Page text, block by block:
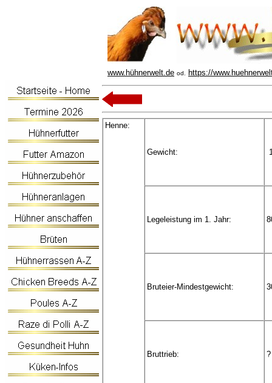
www.hühnerwelt.de od. https://
Henne:
Gewicht:
Legeleistung im 1. Jahr:
Bruteier-Mindestgewicht:
Bruttrieb: ?